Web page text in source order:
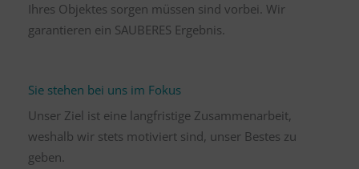
Ihres Objektes sorgen müssen sind vorbei. Wir
garantieren ein SAUBERES Ergebnis.
Sie stehen bei uns im Fokus
Unser Ziel ist eine langfristige Zusammenarbeit,
weshalb wir stets motiviert sind, unser Bestes zu
geben.